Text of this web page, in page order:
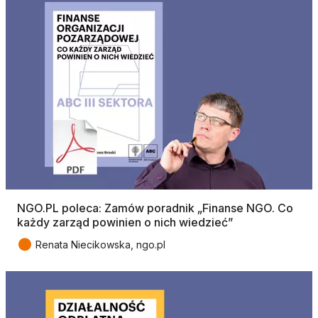
NGO.PL poleca: Zamów poradnik „Finanse NGO. Co
każdy zarząd powinien o nich wiedzieć”
● Renata Niecikowska, ngo.pl